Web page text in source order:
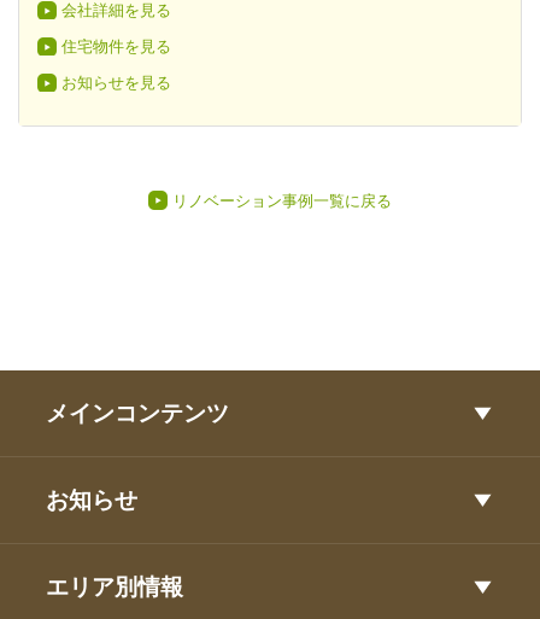
会社詳細を見る
住宅物件を見る
お知らせを見る
リノベーション事例一覧に戻る
メインコンテンツ
お知らせ
エリア別情報